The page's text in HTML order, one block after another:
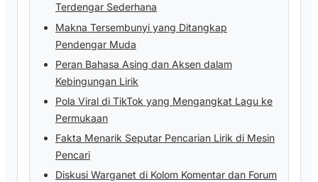
Terdengar Sederhana
Makna Tersembunyi yang Ditangkap
Pendengar Muda
Peran Bahasa Asing dan Aksen dalam
Kebingungan Lirik
Pola Viral di TikTok yang Mengangkat Lagu ke
Permukaan
Fakta Menarik Seputar Pencarian Lirik di Mesin
Pencari
Diskusi Warganet di Kolom Komentar dan Forum